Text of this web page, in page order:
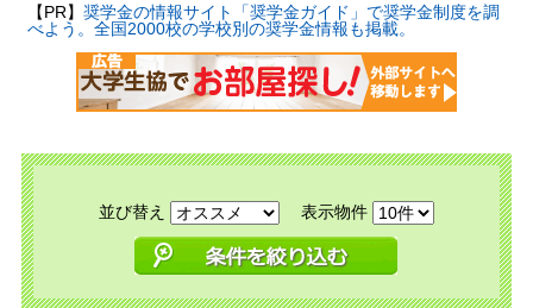
【PR】 奨学金の情報サイト「奨学金ガイド」で奨学金制度を調
べよう。全国2000校の学校別の奨学金情報も掲載。
並び替え 表示物件